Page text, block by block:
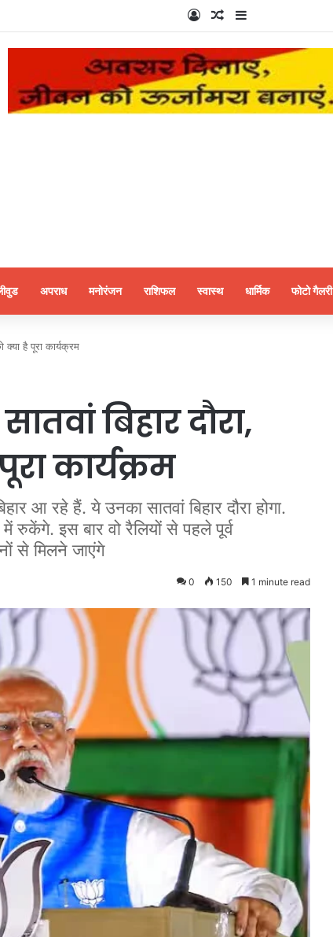
Log InRandom Article
Sidebar
अपराध मनोरंजन राशिफल स्वास्थ धार्मिक फोटो गैलरी
क्या है पूरा कार्यक्रम
बिहार दौरा,
कार्यक्रम
आ रहे हैं. ये उनका सातवां बिहार दौरा होगा.
रुकेंगे. इस बार वो रैलियों से पहले पूर्व
से मिलने जाएंगे
0 150 1 minute read